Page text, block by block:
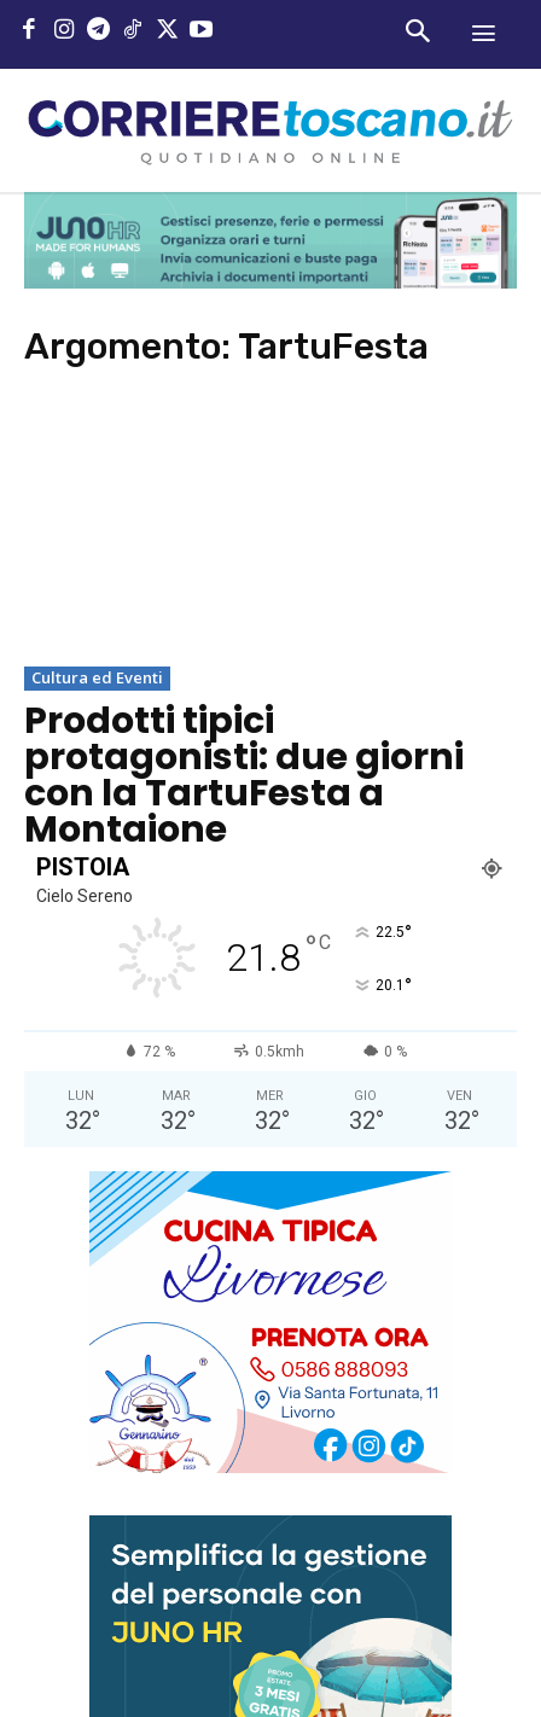
Argomento: TartuFesta
Cultura ed Eventi
Prodotti tipici
protagonisti: due giorni
con la TartuFesta a
Montaione
PISTOIA
Cielo Sereno
21.8°C 22.5°
20.1 °
72 % 0.5kmh 0 %
LUN
32°
MAR
32°
MER
32°
GIO
32°
VEN
32°